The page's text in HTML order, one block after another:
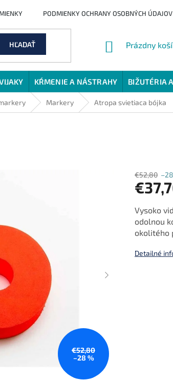
PODMIENKY OCHRANY OSOBNÝCH ÚDAJOV
HĽADAŤ
NÁKUPNÝ
Prázdny
KŔMENIE A NÁSTRAHY BIŽUTÉRIA
Markery Atropa svietiaca bójka
€52,80
–28 %
€52,80
cena:
Vysoko
odolnou
okolitého
Detailné